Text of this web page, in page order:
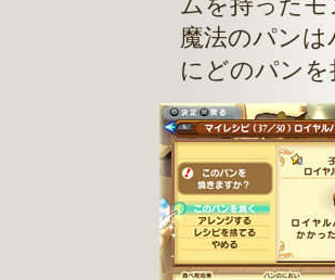
魔法のパン
にどのパン